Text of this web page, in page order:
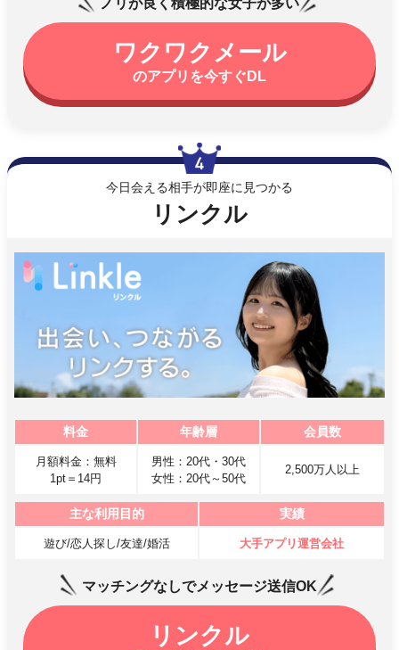
ノリが良く積極的な女子が多い
ワクワクメール
のアプリを今すぐDL
今日会える相手が即座に見つかる
リンクル
料金 年齢層 会員数
月額料金：無料
1pt＝14円
男性：20代・30代
女性：20代～50代
2,500万人以上
主な利用目的 実績
遊び/恋人探し/友達/婚活 大手アプリ運営会社
マッチングなしでメッセージ送信OK
リンクル